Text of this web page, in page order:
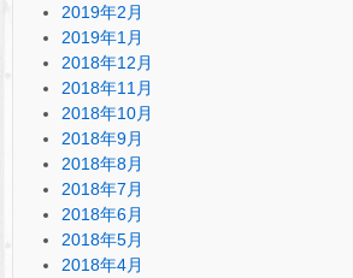
2019年2月
2019年1月
2018年12月
2018年11月
2018年10月
2018年9月
2018年8月
2018年7月
2018年6月
2018年5月
2018年4月